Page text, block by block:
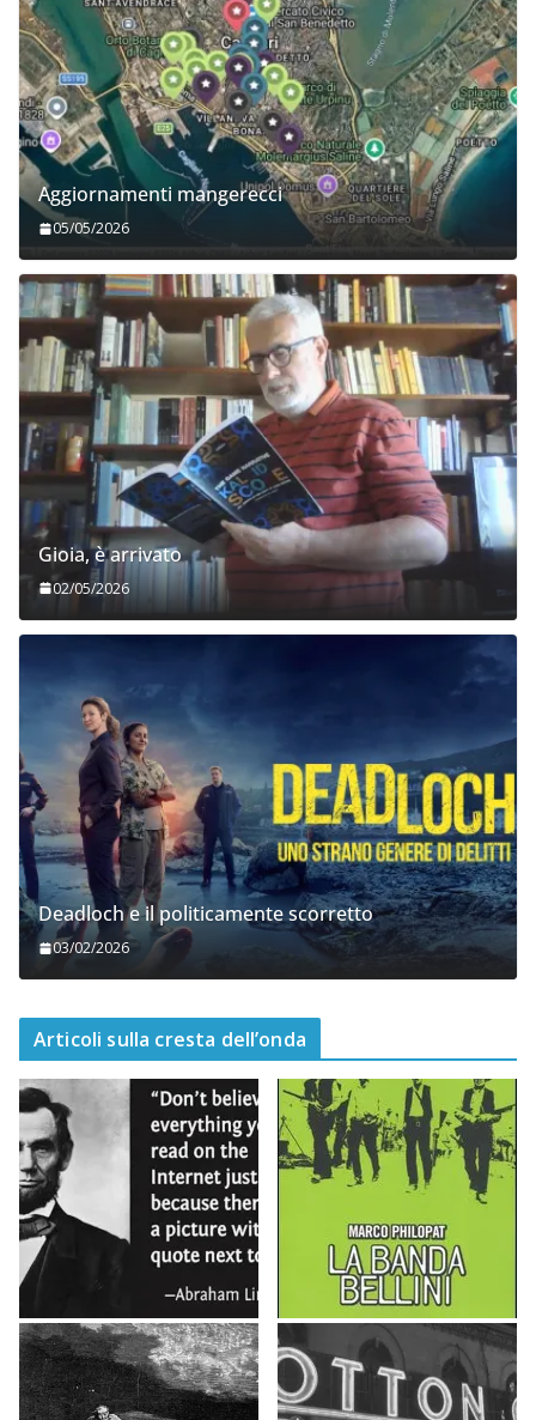
Aggiornamenti mangerecci
05/05/2026
Gioia, è arrivato
02/05/2026
Deadloch e il politicamente scorretto
03/02/2026
Articoli sulla cresta dell’onda